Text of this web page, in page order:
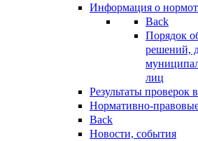
Информация о
Back
Порядок
решений,
лиц
Результаты проверок
Нормативно-
Back
Новости, события